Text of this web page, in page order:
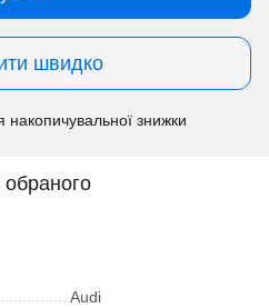
швидко
накопичувальної знижки
Audi